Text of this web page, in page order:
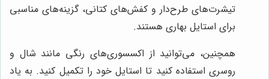
تیشرت‌های طرح‌دار و کفش‌های کتانی، گزینه‌های مناسبی
برای استایل بهاری هستند.
همچنین، می‌توانید از اکسسوری‌های رنگی مانند شال و
روسری استفاده کنید تا استایل خود را تکمیل کنید. به یاد